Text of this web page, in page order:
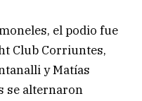
el podio fue
Club Corriuntes,
y Matías
se alternaron